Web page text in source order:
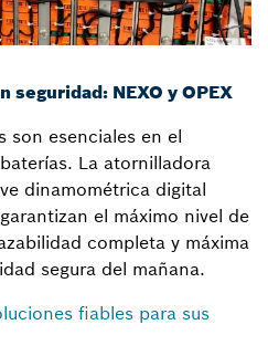
seguridad: NEXO y OPEX
son esenciales en el
La atornilladora
dinamométrica digital
el máximo nivel de
completa y máxima
segura del mañana.
fiables para sus